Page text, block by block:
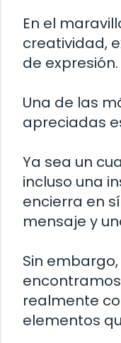
En el
creatividad,
de expresión.
Una de las
apreciadas
Ya sea un
incluso una
encierra en
mensaje y
Sin
realmente
elementos